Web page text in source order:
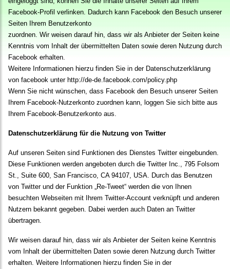
Facebook-Profil verlinken. Dadurch kann Facebook den Besuch unserer
Seiten Ihrem Benutzerkonto
zuordnen. Wir weisen darauf hin, dass wir als Anbieter der Seiten keine
Kenntnis vom Inhalt der übermittelten Daten sowie deren Nutzung durch
Facebook erhalten.
Weitere Informationen hierzu finden Sie in der Datenschutzerklärung
von facebook unter http://de-de.facebook.com/policy.php
Wenn Sie nicht wünschen, dass Facebook den Besuch unserer Seiten
Ihrem Facebook-Nutzerkonto zuordnen kann, loggen Sie sich bitte aus
Ihrem Facebook-Benutzerkonto aus.
Datenschutzerklärung für die Nutzung von Twitter
Auf unseren Seiten sind Funktionen des Dienstes Twitter eingebunden.
Diese Funktionen werden angeboten durch die Twitter Inc., 795 Folsom
St., Suite 600, San Francisco, CA 94107, USA. Durch das Benutzen
von Twitter und der Funktion „Re-Tweet“ werden die von Ihnen
besuchten Webseiten mit Ihrem Twitter-Account verknüpft und anderen
Nutzern bekannt gegeben. Dabei werden auch Daten an Twitter
übertragen.
Wir weisen darauf hin, dass wir als Anbieter der Seiten keine Kenntnis
vom Inhalt der übermittelten Daten sowie deren Nutzung durch Twitter
erhalten. Weitere Informationen hierzu finden Sie in der